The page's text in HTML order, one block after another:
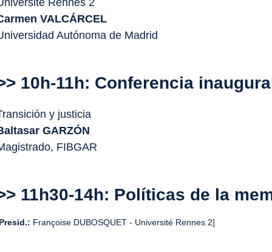
Rennes 2
VALCÁRCEL
Autónoma de Madrid
10h-11h: Conferencia
y justicia
GARZÓN
FIBGAR
11h30-14h: Políticas de la
Françoise DUBOSQUET - Université Rennes 2]